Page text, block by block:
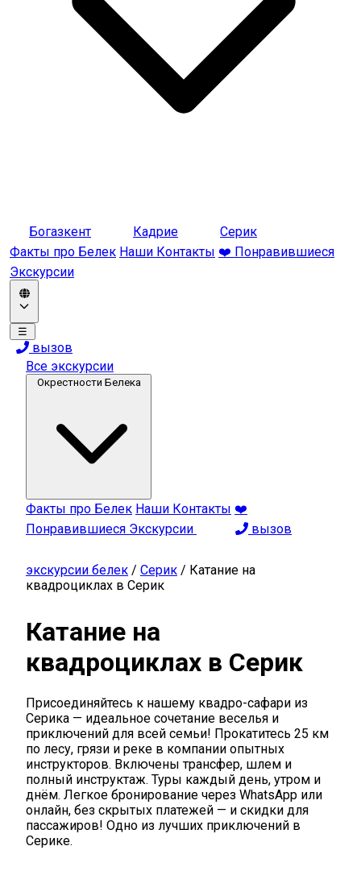
Богазкент Кадрие
Серик
Факты про Белек Наши Контакты ❤️ Понравившиеся
Экскурсии
☰
вызов
Все экскурсии
Окрестности Белека
Факты про Белек Наши Контакты ❤️
Понравившиеся Экскурсии
вызов
экскурсии белек / Серик / Катание на
квадроциклах в Серик
Катание на
квадроциклах в Серик
Присоединяйтесь к нашему квадро-сафари из
Серика — идеальное сочетание веселья и
приключений для всей семьи! Прокатитесь 25 км
по лесу, грязи и реке в компании опытных
инструкторов. Включены трансфер, шлем и
полный инструктаж. Туры каждый день, утром и
днём. Легкое бронирование через WhatsApp или
онлайн, без скрытых платежей — и скидки для
пассажиров! Одно из лучших приключений в
Серике.